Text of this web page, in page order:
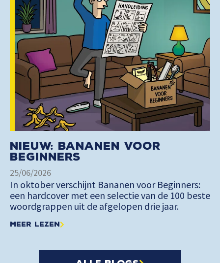
Nieuw: Bananen voor
Beginners
25/06/2026
In oktober verschijnt Bananen voor Beginners:
een hardcover met een selectie van de 100 beste
woordgrappen uit de afgelopen drie jaar.
Meer lezen